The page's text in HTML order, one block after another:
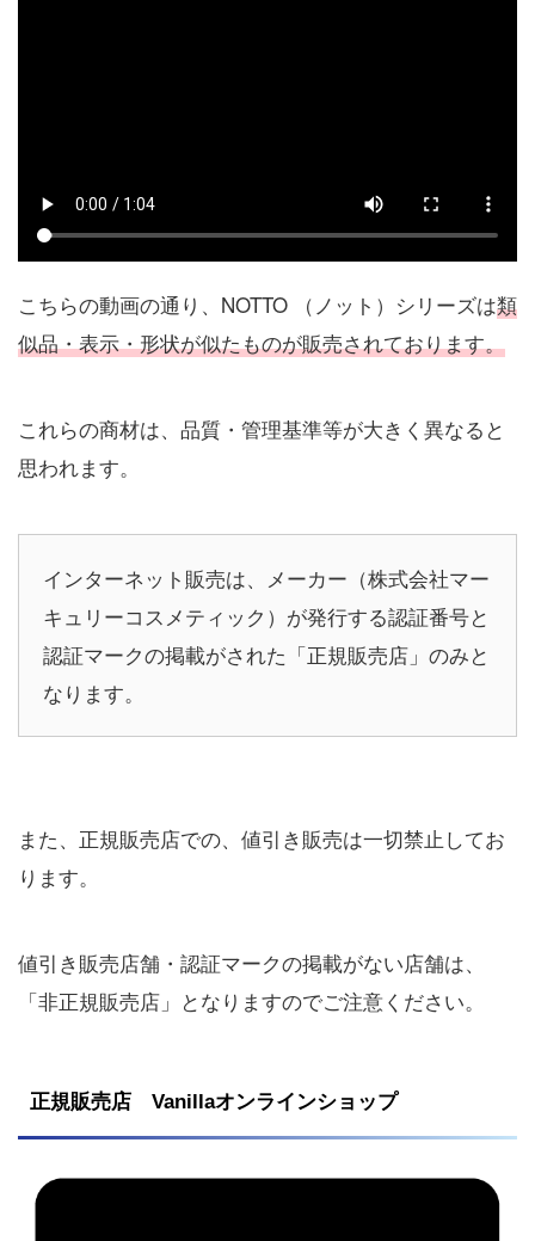
こちらの動画の通り、NOTTO （ノット）シリーズは類
似品・表示・形状が似たものが販売されております。
これらの商材は、品質・管理基準等が大きく異なると
思われます。
インターネット販売は、メーカー（株式会社マー
キュリーコスメティック）が発行する認証番号と
認証マークの掲載がされた「正規販売店」のみと
なります。
また、正規販売店での、値引き販売は一切禁止してお
ります。
値引き販売店舗・認証マークの掲載がない店舗は、
「非正規販売店」となりますのでご注意ください。
正規販売店 Vanillaオンラインショップ